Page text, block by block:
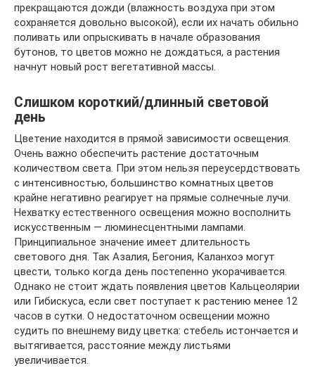
прекращаются дожди (влажность воздуха при этом
сохраняется довольно высокой), если их начать обильно
поливать или опрыскивать в начале образования
бутонов, то цветов можно не дождаться, а растения
начнут новый рост вегетативной массы.
Слишком короткий/длинный световой
день
Цветение находится в прямой зависимости освещения.
Очень важно обеспечить растение достаточным
количеством света. При этом нельзя переусердствовать
с интенсивностью, большинство комнатных цветов
крайне негативно реагирует на прямые солнечные лучи.
Нехватку естественного освещения можно восполнить
искусственным ― люминесцентными лампами.
Принципиальное значение имеет длительность
светового дня. Так Азалия, Бегония, Каланхоэ могут
цвести, только когда день постепенно укорачивается.
Однако не стоит ждать появления цветов Кальцеолярии
или Гибискуса, если свет поступает к растению менее 12
часов в сутки. О недостаточном освещении можно
судить по внешнему виду цветка: стебель истончается и
вытягивается, расстояние между листьями
увеличивается.